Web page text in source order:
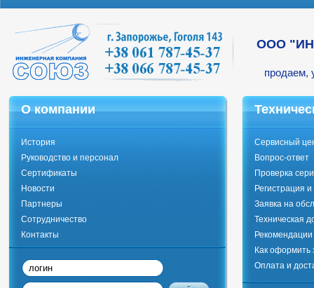
ООО
продаем,
О компании
История
Руководство и персонал
Сертификаты
Новости
Партнеры
Сотрудничество
Контакты
Сервисный
Вопрос-ответ
Проверка
Регистрация
Заявка на
Техническая
Как оформить
Оплата и